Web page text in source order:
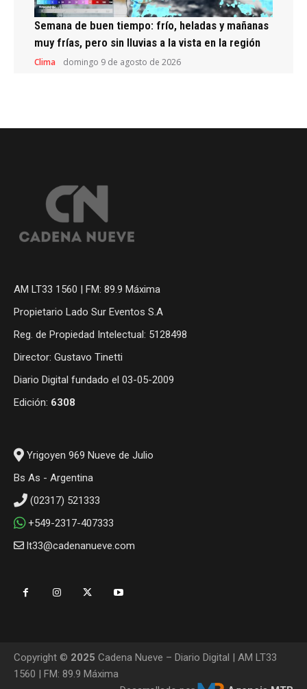
Semana de buen tiempo: frío, heladas y mañanas
muy frías, pero sin lluvias a la vista en la región
Clima domingo 9 de agosto de 2026
AM LT33 1560 | FM: 89.9 Máxima
Propietario Lado Sur Eventos S.A
Reg. de Propiedad Intelectual: 5128498
Director: Gustavo Tinetti
Diario Digital fundado el 03-05-2009
Edición: 6308
Yrigoyen 969 Nueve de Julio
Bs As - Argentina
(02317) 521333
+549-2317-407333
lt33@cadenanueve.com
Copyright © 2025 Cadena Nueve – Diario Digital | AM LT33
1560 | FM: 89.9 Máxima